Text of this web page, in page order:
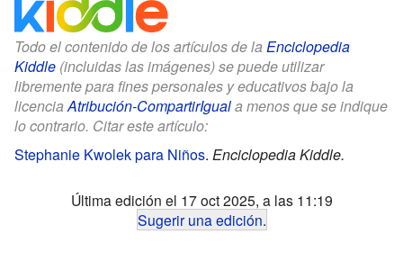
Todo el contenido de los artículos de la Enciclopedia
Kiddle (incluidas las imágenes) se puede utilizar
libremente para fines personales y educativos bajo la
licenciaAtribución-CompartirIguala menos que se indique
lo contrario. Citar este artículo:
Stephanie Kwolek para Niños. Enciclopedia Kiddle.
Última edición el 17 oct 2025, a las 11:19
Sugerir una edición.